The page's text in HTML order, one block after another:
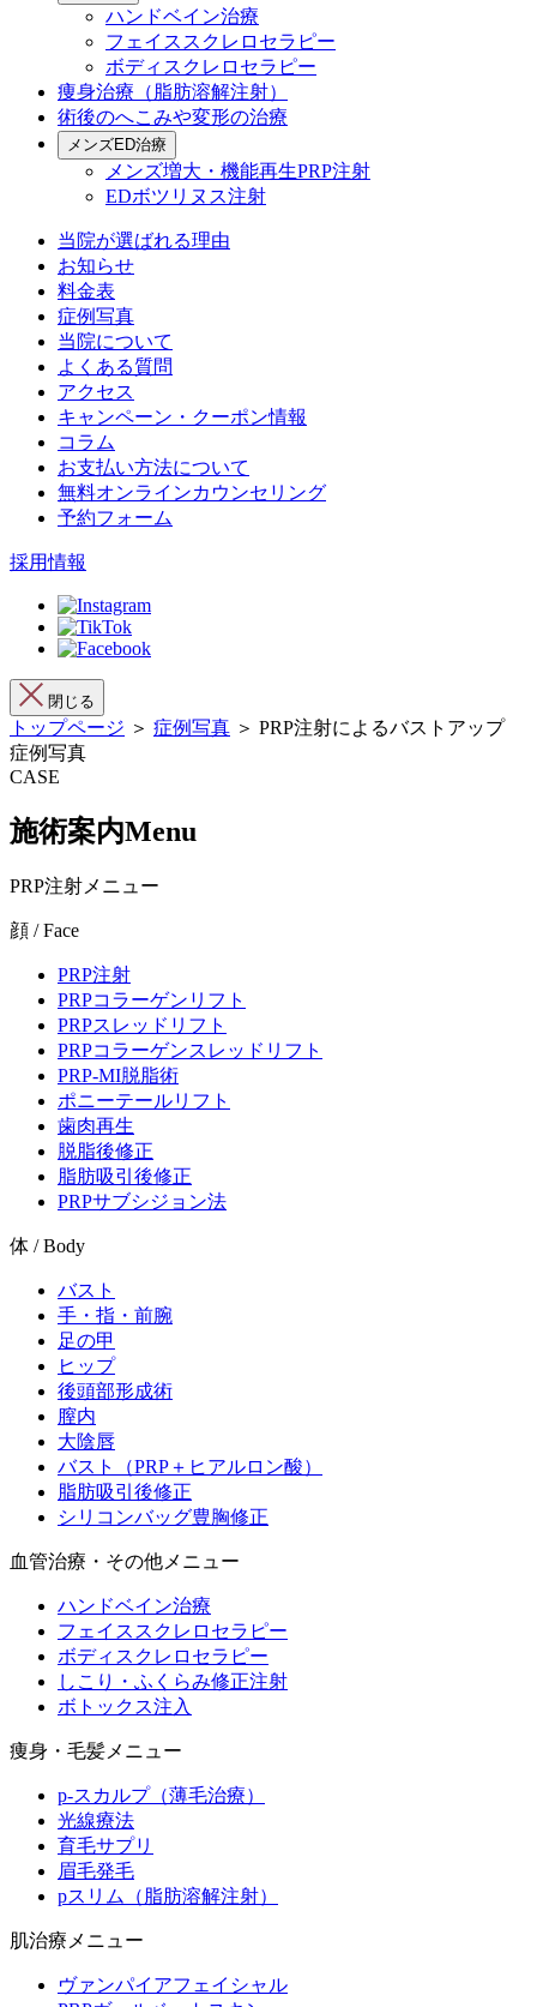
ハンドベイン治療
フェイススクレロセラピー
ボディスクレロセラピー
痩身治療（脂肪溶解注射）
術後のへこみや変形の治療
メンズED治療
メンズ増大・機能再生PRP注射
EDボツリヌス注射
当院が選ばれる理由
お知らせ
料金表
症例写真
当院について
よくある質問
アクセス
キャンペーン・クーポン情報
コラム
お支払い方法について
無料オンラインカウンセリング
予約フォーム
採用情報
閉じる
トップページ ＞ 症例写真 ＞ PRP注射によるバストアップ
症例写真
CASE
施術案内Menu
PRP注射メニュー
顔 / Face
PRP注射
PRPコラーゲンリフト
PRPスレッドリフト
PRPコラーゲンスレッドリフト
PRP-MI脱脂術
ポニーテールリフト
歯肉再生
脱脂後修正
脂肪吸引後修正
PRPサブシジョン法
体 / Body
バスト
手・指・前腕
足の甲
ヒップ
後頭部形成術
膣内
大陰唇
バスト（PRP＋ヒアルロン酸）
脂肪吸引後修正
シリコンバッグ豊胸修正
血管治療・その他メニュー
ハンドベイン治療
フェイススクレロセラピー
ボディスクレロセラピー
しこり・ふくらみ修正注射
ボトックス注入
痩身・毛髪メニュー
p-スカルプ（薄毛治療）
光線療法
育毛サプリ
眉毛発毛
pスリム（脂肪溶解注射）
肌治療メニュー
ヴァンパイアフェイシャル